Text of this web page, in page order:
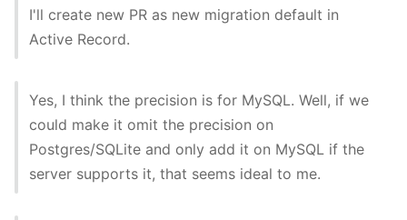
I'll create new PR as new migration default in
Active Record.
Yes, I think the precision is for MySQL. Well, if we
could make it omit the precision on
Postgres/SQLite and only add it on MySQL if the
server supports it, that seems ideal to me.